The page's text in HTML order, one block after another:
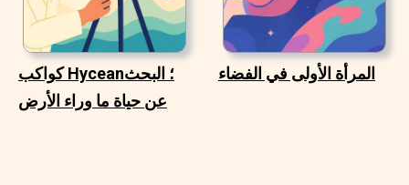
كواكب Hycean؛ البحث
عن حياة ما وراء الأرض
المرأة الأولى في الفضاء